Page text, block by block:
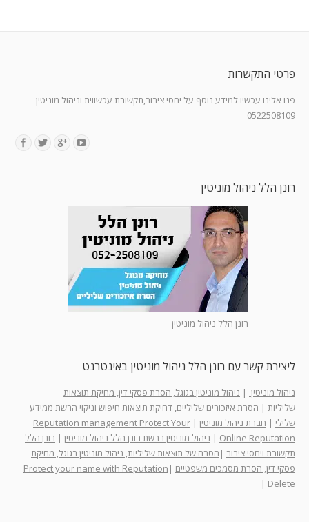
פרטי התקשרות
פנו אלינו עכשיו למידע נוסף על יחסי ציבור,תקשורת עכשווית וניהול מוניטין
0522508109
רונן הלל ניהול מוניטין
רונן הלל ניהול מוניטין
ליצירת קשר עם רונן הלל ניהול מוניטין באינטרנט
ניהול מוניטין | ניהול מוניטין בגוגל, הסרת פסקי דין, מחיקת תוצאות
שליליות | הסרת איזכורים שליליים, דחיקת תוצאות חיפוש וניקוי הרשת ממידע
שלילי | חברת ניהול מוניטין |
Reputation management Protect Your
Online Reputation
| ניהול מוניטין ברשת רונן הלל ניהול מוניטין | רונן הלל
תקשורת ויחסי ציבור | הסרה של תוצאות שליליות, ניהול מוניטין בגוגל, מחיקת
פסקי דין, הסרת מסמכים משפטיים |
Protect your name with Reputation
Delete
|